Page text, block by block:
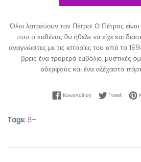
Όλοι λατρεύουν τον Πέτρο! Ο Πέτρος
που ο καθένας θα ήθελε να είχε και
αναγνώστες με τις ιστορίες του από το
βρεις ένα τρομερό εμβόλιο, μυστικές
αδερφούς και ένα αξέχαστο
Κοινοποίηση Κοινοποίηση στο
TweetTweet
Tags: 6+